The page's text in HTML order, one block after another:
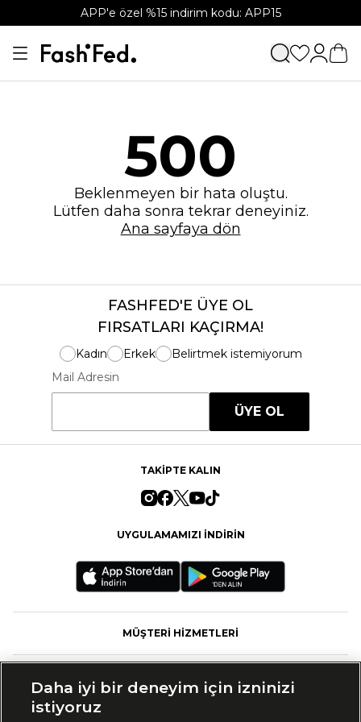
APP'e özel %15 indirim kodu: APP15
500
Beklenmeyen bir hata oluştu.
Lütfen daha sonra tekrar deneyiniz.
Ana sayfaya dön
FASHFED'E ÜYE OL
FIRSATLARI KAÇIRMA!
Kadın Erkek
Belirtmek istemiyorum
Mail Adresin
ÜYE OL
TAKİPTE KALIN
UYGULAMAMIZI İNDİRİN
MÜŞTERİ HİZMETLERİ
Daha iyi bir deneyim için izninizi
istiyoruz